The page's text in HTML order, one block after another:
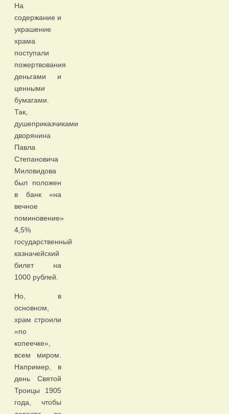
На
содержание и
украшение
храма
поступали
пожертвования
деньгами и
ценными
бумагами.
Так,
душеприказчиками
дворянина
Павла
Степановича
Миловидова
был положен
в банк «на
вечное
поминовение»
4,5%
государственный
казначейский
билет на
1000 рублей.
Но, в
основном,
храм строили
«по
копеечке»,
всем миром.
Например, в
день Святой
Троицы 1905
года, чтобы